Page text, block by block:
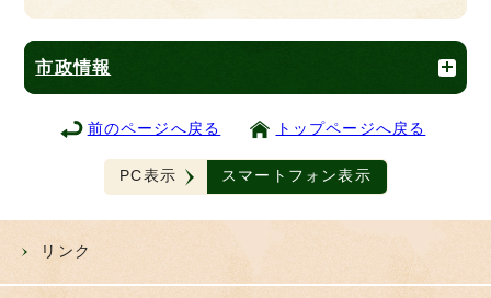
市政情報
前のページへ戻る トップページへ戻る
PC表示 スマートフォン表示
リンク